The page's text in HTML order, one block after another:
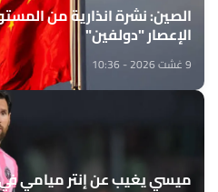
الصين: نشرة انذارية من
الإعصار "دولفين"
9 غشت 2026 - 10:36
ميسي يغيب عن إنتر ميامي